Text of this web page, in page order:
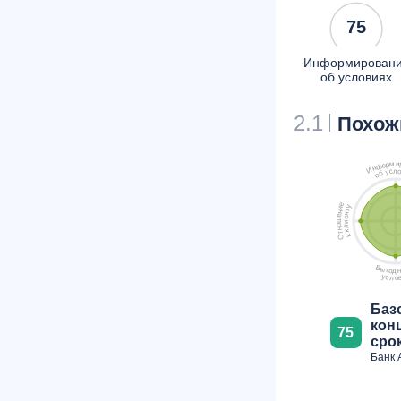
75
об условиях
2.1
Информ и
об усло
Выгодн
услов
О
т
н
о
ш
е
н
и
е
к
к
л
и
е
н
т
у
75
Банк